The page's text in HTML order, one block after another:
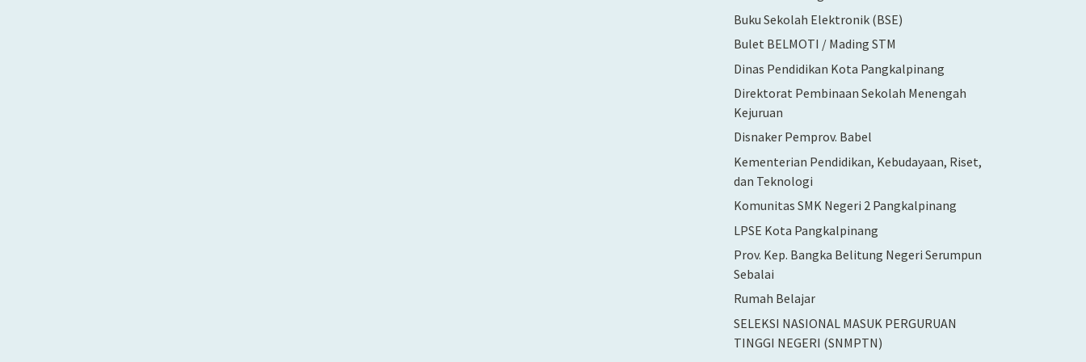
Buku Sekolah Elektronik (BSE)
Bulet BELMOTI / Mading STM
Dinas Pendidikan Kota Pangkalpinang
Direktorat Pembinaan Sekolah Menengah
Kejuruan
Disnaker Pemprov. Babel
Kementerian Pendidikan, Kebudayaan, Riset,
dan Teknologi
Komunitas SMK Negeri 2 Pangkalpinang
LPSE Kota Pangkalpinang
Prov. Kep. Bangka Belitung Negeri Serumpun
Sebalai
Rumah Belajar
SELEKSI NASIONAL MASUK PERGURUAN
TINGGI NEGERI (SNMPTN)